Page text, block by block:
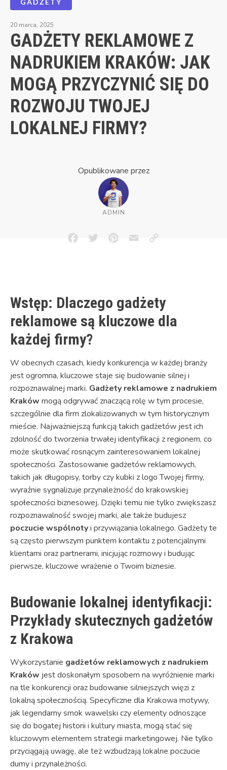
20 marca, 2025
GADŻETY REKLAMOWE Z
NADRUKIEM KRAKÓW: JAK
MOGĄ PRZYCZYNIĆ SIĘ DO
ROZWOJU TWOJEJ
LOKALNEJ FIRMY?
Opublikowane przez
ADMIN
FacebookTwitterPinterestEmailCopy
Wstęp: Dlaczego gadżety
reklamowe są kluczowe dla
każdej firmy?
W obecnych czasach, kiedy konkurencja w każdej branży
jest ogromna, kluczowe staje się budowanie silnej i
rozpoznawalnej marki. Gadżety reklamowe z nadrukiem
Kraków mogą odgrywać znaczącą rolę w tym procesie,
szczególnie dla firm zlokalizowanych w tym historycznym
mieście. Najważniejszą funkcją takich gadżetów jest ich
zdolność do tworzenia trwałej identyfikacji z regionem, co
może skutkować rosnącym zainteresowaniem lokalnej
społeczności. Zastosowanie gadżetów reklamowych,
takich jak długopisy, torby czy kubki z logo Twojej firmy,
wyraźnie sygnalizuje przynależność do krakowskiej
społeczności biznesowej. Dzięki temu nie tylko zwiększasz
rozpoznawalność swojej marki, ale także budujesz
poczucie wspólnotyi przywiązania lokalnego. Gadżety te
są często pierwszym punktem kontaktu z potencjalnymi
klientami oraz partnerami, inicjując rozmowy i budując
pierwsze, kluczowe wrażenie o Twoim biznesie.
Budowanie lokalnej identyfikacji:
Przykłady skutecznych gadżetów
z Krakowa
Wykorzystanie gadżetów reklamowych z nadrukiem
Kraków jest doskonałym sposobem na wyróżnienie marki
na tle konkurencji oraz budowanie silniejszych więzi z
lokalną społecznością. Specyficzne dla Krakowa motywy,
jak legendarny smok wawelski czy elementy odnoszące
się do bogatej historii i kultury miasta, mogą stać się
kluczowym elementem strategii marketingowej. Nie tylko
przyciągają uwagę, ale też wzbudzają lokalne poczucie
dumy i przynależności.